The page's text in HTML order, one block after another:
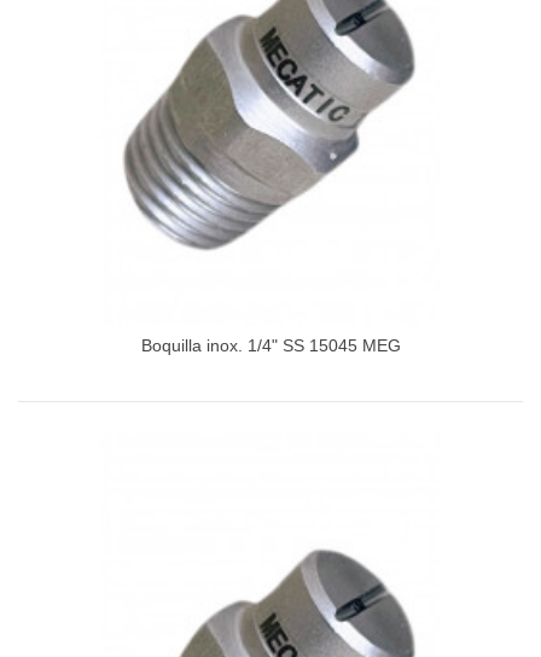
Boquilla inox. 1/4" SS 15045 MEG